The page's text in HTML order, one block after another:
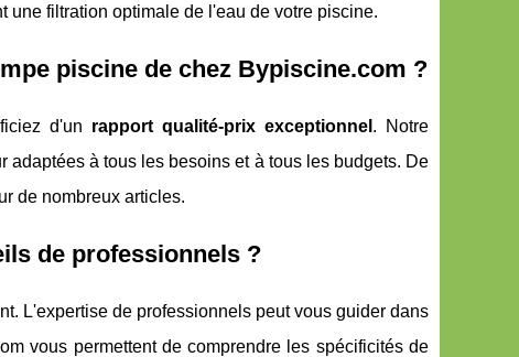
une filtration optimale de l'eau de votre piscine.
piscine de chez Bypiscine.com ?
d'un rapport qualité-prix exceptionnel . Notre
à tous les besoins et à tous les budgets. De
de nombreux articles.
de professionnels ?
L'expertise de professionnels peut vous guider dans
vous permettent de comprendre les spécificités de